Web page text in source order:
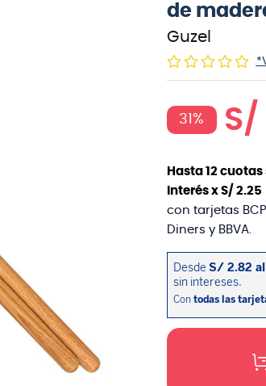
de
Guzel
31% S/
Hasta 12cuotas
interés x S/ 2.25
con tarjetas
Diners y BBVA.